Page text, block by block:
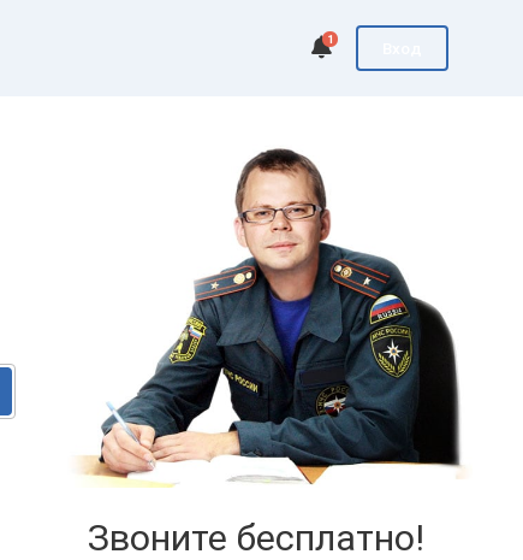
1
Звоните бесплатно!